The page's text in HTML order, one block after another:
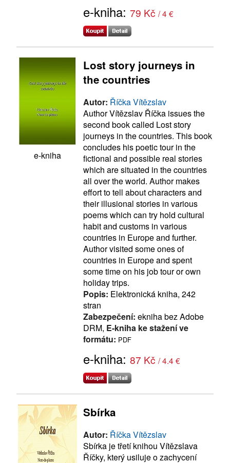
e-kniha: 79 Kč / 4 €
e-kniha
Lost story journeys in
the countries
Autor: Říčka Vítězslav
Author Vítězslav Říčka issues the
second book called Lost story
journeys in the countries. This book
concludes his poetic tour in the
fictional and possible real stories
which are situated in the countries
all over the world. Author makes
effort to tell about characters and
their illusional stories in various
poems which can try hold cultural
habit and customs in various
countries in Europe and further.
Author visited some ones of
countries in Europe and spent
some time on his job tour or own
holiday trips.
Popis: Elektronická kniha, 242
stran
Zabezpečení: ekniha bez Adobe
DRM, E-kniha ke stažení ve
formátu: PDF
e-kniha: 87 Kč / 4.4 €
Sbírka
Autor: Říčka Vítězslav
Sbírka je třetí knihou Vítězslava
Říčky, který usiluje o zachycení